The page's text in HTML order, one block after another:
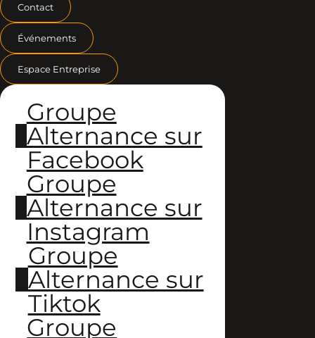
Contact
Événements
Espace Entreprise
Groupe
Alternance sur
Facebook
Groupe
Alternance sur
Instagram
Groupe
Alternance sur
Tiktok
Groupe